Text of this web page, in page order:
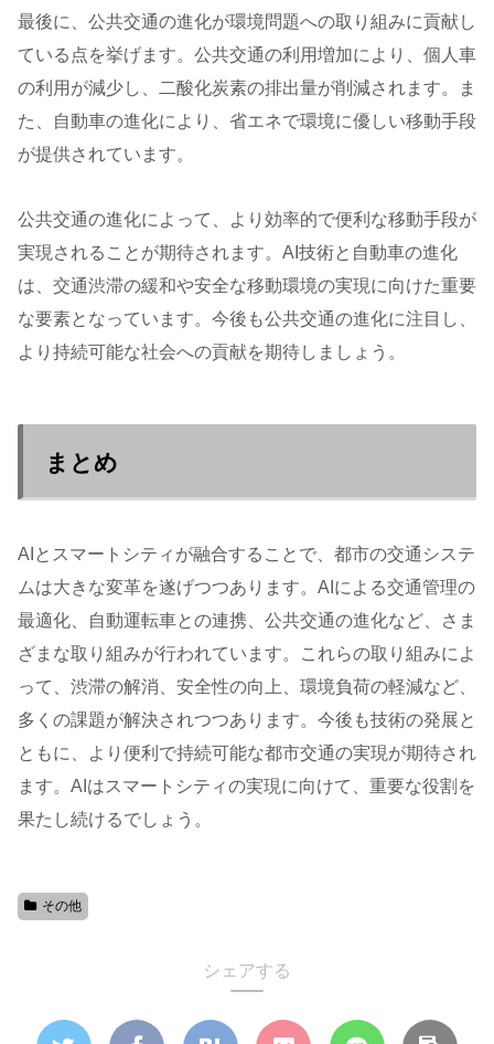
最後に、公共交通の進化が環境問題への取り組みに貢献し
ている点を挙げます。公共交通の利用増加により、個人車
の利用が減少し、二酸化炭素の排出量が削減されます。ま
た、自動車の進化により、省エネで環境に優しい移動手段
が提供されています。
公共交通の進化によって、より効率的で便利な移動手段が
実現されることが期待されます。AI技術と自動車の進化
は、交通渋滞の緩和や安全な移動環境の実現に向けた重要
な要素となっています。今後も公共交通の進化に注目し、
より持続可能な社会への貢献を期待しましょう。
まとめ
AIとスマートシティが融合することで、都市の交通システ
ムは大きな変革を遂げつつあります。AIによる交通管理の
最適化、自動運転車との連携、公共交通の進化など、さま
ざまな取り組みが行われています。これらの取り組みによ
って、渋滞の解消、安全性の向上、環境負荷の軽減など、
多くの課題が解決されつつあります。今後も技術の発展と
ともに、より便利で持続可能な都市交通の実現が期待され
ます。AIはスマートシティの実現に向けて、重要な役割を
果たし続けるでしょう。
その他
シェアする